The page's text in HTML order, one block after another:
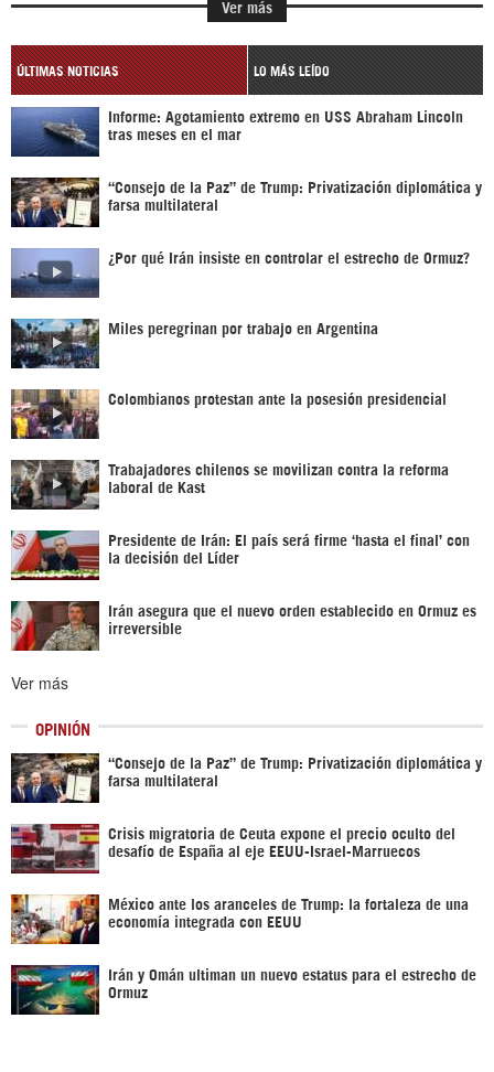
Ver más
ÚLTIMAS NOTICIAS LO MÁS LEÍDO
Informe: Agotamiento extremo en USS Abraham Lincoln
tras meses en el mar
“Consejo de la Paz” de Trump: Privatización diplomática y
farsa multilateral
¿Por qué Irán insiste en controlar el estrecho de Ormuz?
Miles peregrinan por trabajo en Argentina
Colombianos protestan ante la posesión presidencial
Trabajadores chilenos se movilizan contra la reforma
laboral de Kast
Presidente de Irán: El país será firme ‘hasta el final’ con
la decisión del Líder
Irán asegura que el nuevo orden establecido en Ormuz es
irreversible
Ver más
OPINIÓN
“Consejo de la Paz” de Trump: Privatización diplomática y
farsa multilateral
Crisis migratoria de Ceuta expone el precio oculto del
desafío de España al eje EEUU-Israel-Marruecos
México ante los aranceles de Trump: la fortaleza de una
economía integrada con EEUU
Irán y Omán ultiman un nuevo estatus para el estrecho de
Ormuz